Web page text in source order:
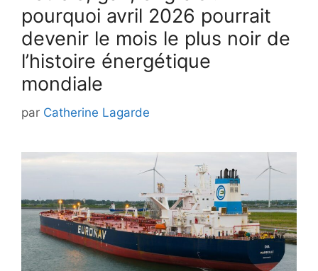
pourquoi avril 2026 pourrait
devenir le mois le plus noir de
l’histoire énergétique
mondiale
par Catherine Lagarde